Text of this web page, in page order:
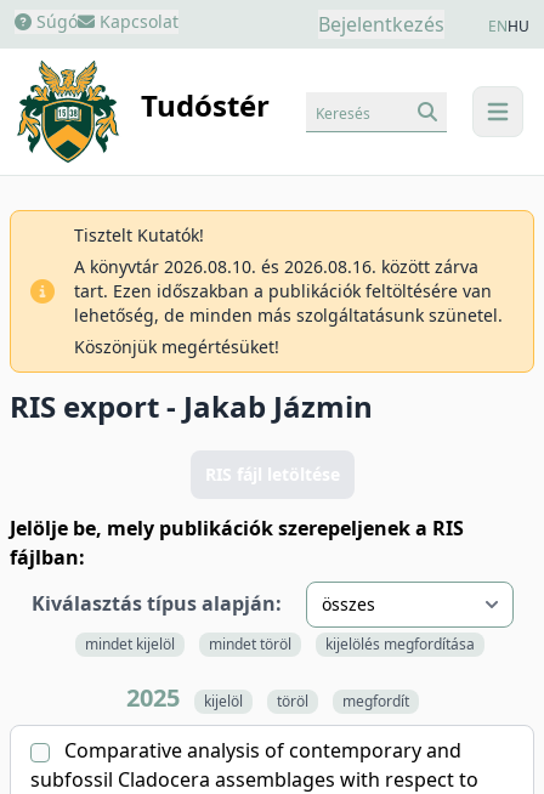
Súgó Kapcsolat Bejelentkezés ENHU
Tudóstér menu
Keresés
Tisztelt Kutatók!
A könyvtár 2026.08.10. és 2026.08.16. között zárva
tart. Ezen időszakban a publikációk feltöltésére van
lehetőség, de minden más szolgáltatásunk szünetel.
Köszönjük megértésüket!
RIS export - Jakab Jázmin
RIS fájl letöltése
Jelölje be, mely publikációk szerepeljenek a RIS
fájlban:
Kiválasztás típus alapján:
mindet kijelöl mindet töröl kijelölés megfordítása
2025 kijelöl töröl megfordít
Comparative analysis of contemporary and
subfossil Cladocera assemblages with respect to